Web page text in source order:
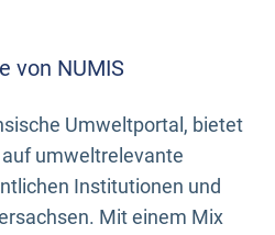
von NUMIS
Umweltportal, bietet
umweltrelevante
Institutionen und
Mit einem Mix